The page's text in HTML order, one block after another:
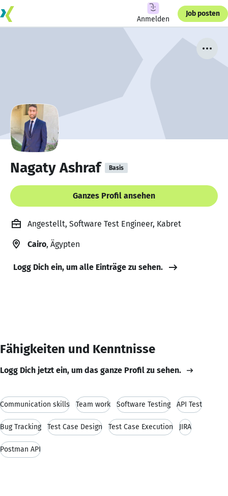
Anmelden
Job posten
Nagaty Ashraf Basis
Ganzes Profil ansehen
Angestellt, Software Test Engineer, Kabret
Cairo, Ägypten
Logg Dich ein, um alle Einträge zu sehen.
Fähigkeiten und Kenntnisse
Logg Dich jetzt ein, um das ganze Profil zu sehen.
Communication skills Team work Software Testing API Test
Bug Tracking Test Case Design Test Case Execution JIRA
Postman API